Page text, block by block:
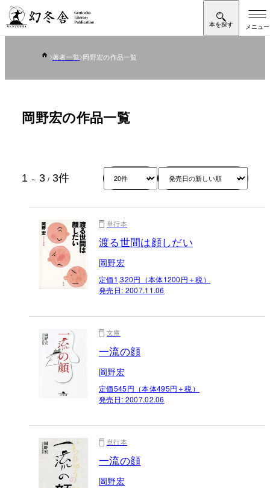
著者一覧 岡野宏の作品一覧
岡野宏の作品一覧
1 ～ 3 / 3件
単行本
渡る世間は顔しだい
岡野宏
定価1,320円（本体1200円＋税）
発売日: 2007.11.06
文庫
一流の顔
岡野宏
定価545円（本体495円＋税）
発売日: 2007.02.06
単行本
一流の顔
岡野宏